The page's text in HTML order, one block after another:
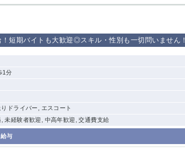
短期バイトも大歓迎◎スキル・性別も一切問いません！
1分
ドライバー, エスコート
未経験者歓迎, 中高年歓迎, 交通費支給
給与
柏（東口）
下総中山
本八幡
東金